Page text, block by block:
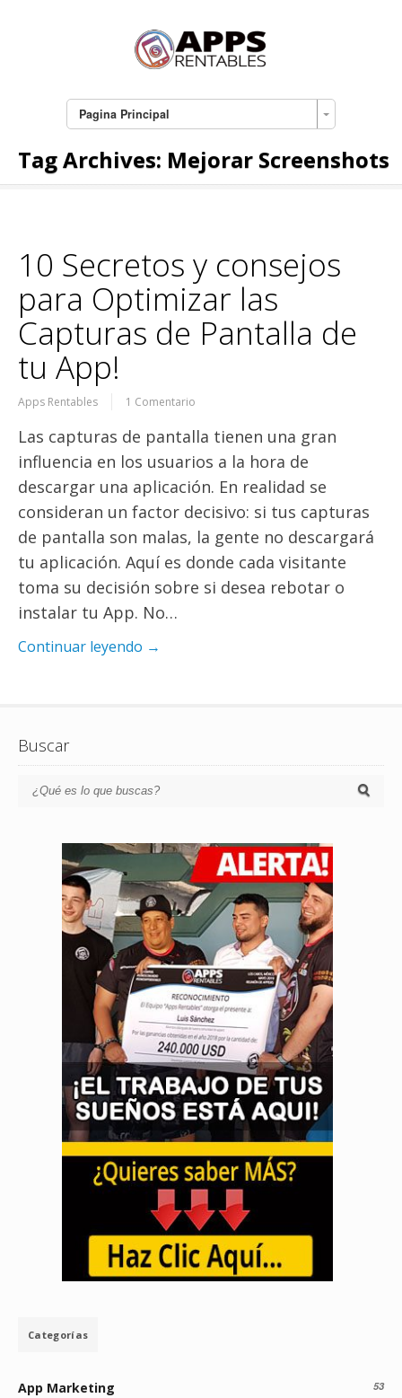
Pagina Principal
Tag Archives: Mejorar Screenshots
10 Secretos y consejos
para Optimizar las
Capturas de Pantalla de
tu App!
Apps Rentables 1 Comentario
Las capturas de pantalla tienen una gran
influencia en los usuarios a la hora de
descargar una aplicación. En realidad se
consideran un factor decisivo: si tus capturas
de pantalla son malas, la gente no descargará
tu aplicación. Aquí es donde cada visitante
toma su decisión sobre si desea rebotar o
instalar tu App. No…
Continuar leyendo →
Buscar
Categorías
App Marketing 53